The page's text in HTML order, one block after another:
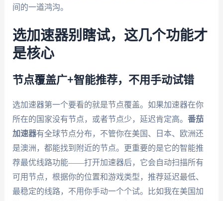
间的一道鸿沟。
选加速器别瞎试，这几个功能才
是核心
节点覆盖广+智能推荐，不用手动试错
选加速器第一个要看的就是节点覆盖。如果加速器在你
所在的国家没有节点，或者节点少，延迟肯定高。 番茄
加速器有全球节点分布，不管你在美国、日本、欧洲还
是澳洲，都能找到附近的节点。更重要的是它的智能推
荐最优线路功能——打开加速器后，它会自动扫描所有
可用节点，根据你的位置和游戏类型，推荐延迟最低、
最稳定的线路，不用你手动一个个试。比如我在美国加